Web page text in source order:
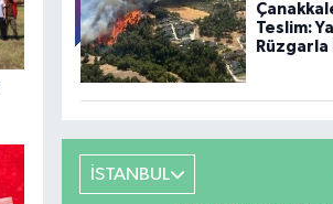
Teslim:
Rüzgarla
İSTANBUL